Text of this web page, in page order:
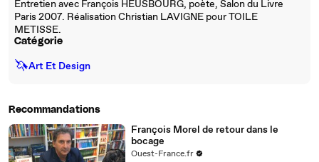
Entretien avec François HEUSBOURG, poète, Salon du Livre
Paris 2007. Réalisation Christian LAVIGNE pour TOILE
METISSE.
Catégorie
🦄Art Et Design
Recommandations
François Morel de retour dans le
bocage
Ouest-France.fr